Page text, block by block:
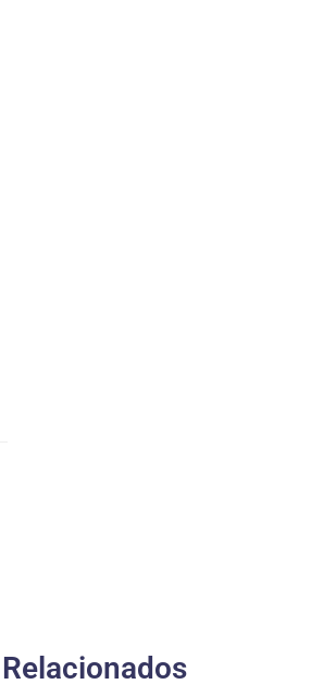
Relacionados